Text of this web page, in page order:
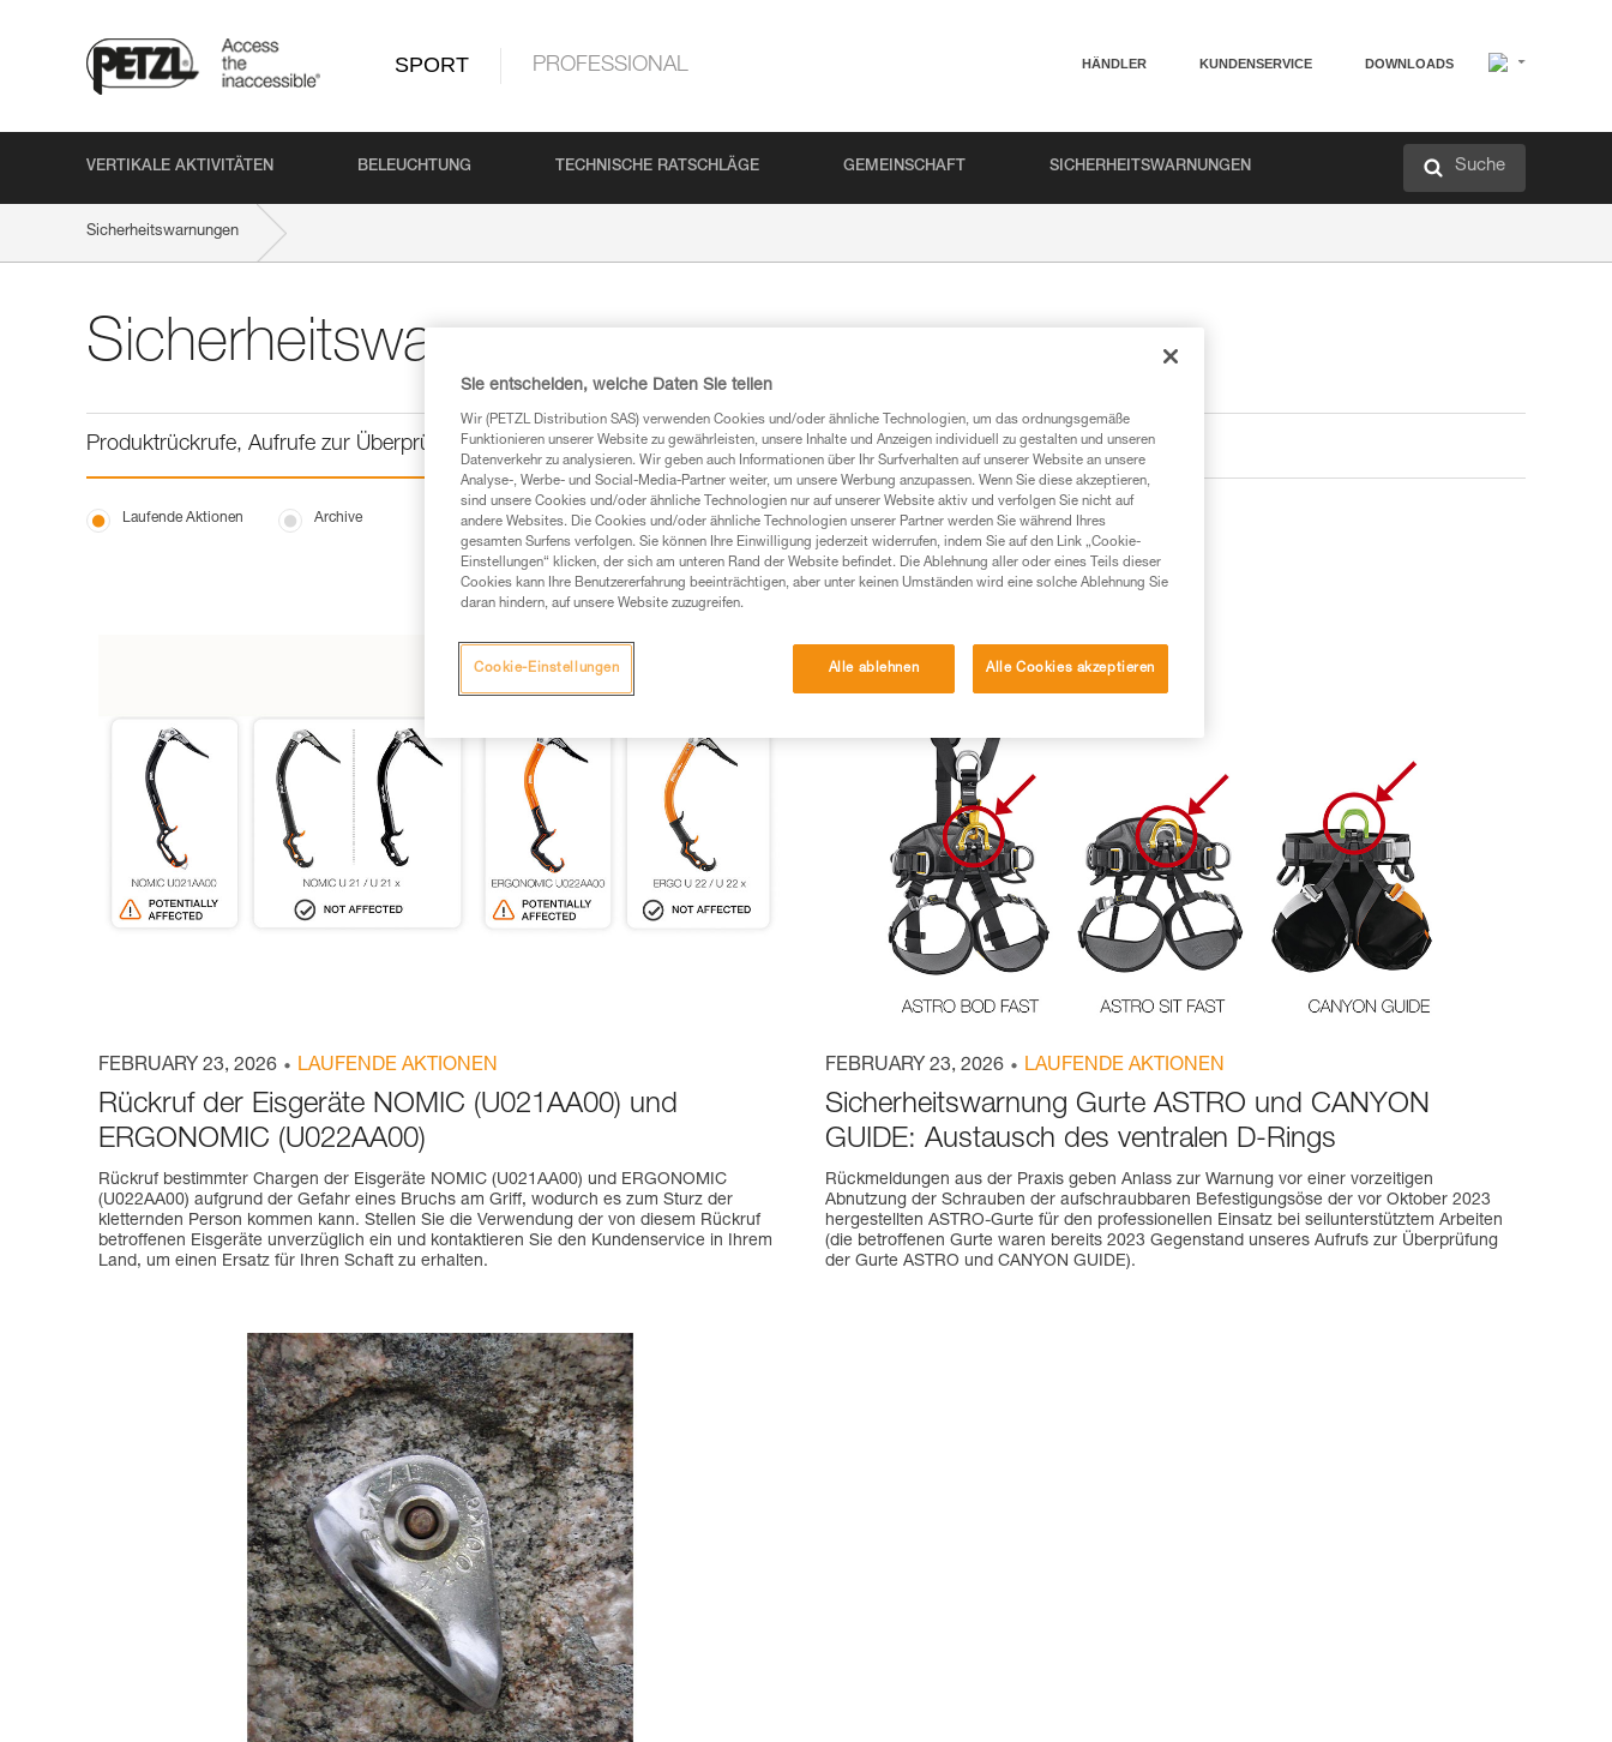
SPORT PROFESSIONAL HÄNDLER KUNDENSERVICE DOWNLOADS
VERTIKALE AKTIVITÄTEN BELEUCHTUNG TECHNISCHE RATSCHLÄGE GEMEINSCHAFT SICHERHEITSWARNUNGEN Suche
Sicherheitswarnungen
Sicherheitswarnungen
Produktrückrufe, Aufrufe zur Überprüfung und Sicherheitsinformation
Laufende Aktionen Archive
FEBRUARY 23, 2026 LAUFENDE AKTIONEN
Rückruf der Eisgeräte NOMIC (U021AA00) und
ERGONOMIC (U022AA00)
Rückruf bestimmter Chargen der Eisgeräte NOMIC (U021AA00) und ERGONOMIC
(U022AA00) aufgrund der Gefahr eines Bruchs am Griff, wodurch es zum Sturz der
kletternden Person kommen kann. Stellen Sie die Verwendung der von diesem Rückruf
betroffenen Eisgeräte unverzüglich ein und kontaktieren Sie den Kundenservice in Ihrem
Land, um einen Ersatz für Ihren Schaft zu erhalten.
FEBRUARY 23, 2026 LAUFENDE AKTIONEN
Sicherheitswarnung Gurte ASTRO und CANYON
GUIDE: Austausch des ventralen D-Rings
Rückmeldungen aus der Praxis geben Anlass zur Warnung vor einer vorzeitigen
Abnutzung der Schrauben der aufschraubbaren Befestigungsöse der vor Oktober 2023
hergestellten ASTRO-Gurte für den professionellen Einsatz bei seilunterstütztem Arbeiten
(die betroffenen Gurte waren bereits 2023 Gegenstand unseres Aufrufs zur Überprüfung
der Gurte ASTRO und CANYON GUIDE).
Sie entscheiden, welche Daten Sie teilen
Wir (PETZL Distribution SAS) verwenden Cookies und/oder ähnliche Technologien, um das ordnungsgemäße
Funktionieren unserer Website zu gewährleisten, unsere Inhalte und Anzeigen individuell zu gestalten und unseren
Datenverkehr zu analysieren. Wir geben auch Informationen über Ihr Surfverhalten auf unserer Website an unsere
Analyse-, Werbe- und Social-Media-Partner weiter, um unsere Werbung anzupassen. Wenn Sie diese akzeptieren,
sind unsere Cookies und/oder ähnliche Technologien nur auf unserer Website aktiv und verfolgen Sie nicht auf
andere Websites. Die Cookies und/oder ähnliche Technologien unserer Partner werden Sie während Ihres
gesamten Surfens verfolgen. Sie können Ihre Einwilligung jederzeit widerrufen, indem Sie auf den Link „Cookie-
Einstellungen“ klicken, der sich am unteren Rand der Website befindet. Die Ablehnung aller oder eines Teils dieser
Cookies kann Ihre Benutzererfahrung beeinträchtigen, aber unter keinen Umständen wird eine solche Ablehnung Sie
daran hindern, auf unsere Website zuzugreifen.
Alle ablehnen Alle Cookies akzeptieren
Cookie-Einstellungen